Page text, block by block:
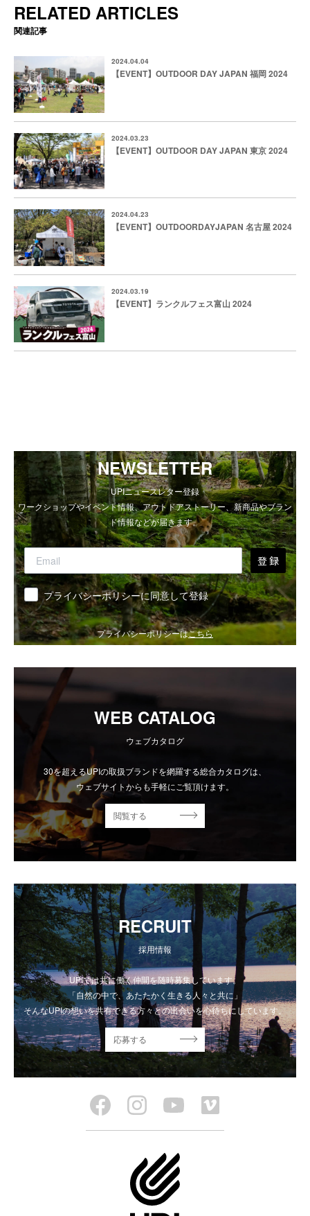
RELATED ARTICLES
関連記事
2024.04.04
【EVENT】OUTDOOR DAY JAPAN 福岡 2024
2024.03.23
【EVENT】OUTDOOR DAY JAPAN 東京 2024
2024.04.23
【EVENT】OUTDOORDAYJAPAN 名古屋 2024
2024.03.19
【EVENT】ランクルフェス富山 2024
NEWSLETTER
UPIニュースレター登録
ワークショップやイベント情報、アウトドアストーリー、新商品やブラン
ド情報などが届きます。
登 録
同意 プライバシーポリシーに同意して登録
プライバシーポリシーはこちら
WEB CATALOG
ウェブカタログ
30を超えるUPIの取扱ブランドを網羅する総合カタログは、
ウェブサイトからも手軽にご覧頂けます。
閲覧する
RECRUIT
採用情報
UPIでは共に働く仲間を随時募集しています。
「自然の中で、あたたかく生きる人々と共に」
そんなUPIの想いを共有できる方々との出会いを心待ちにしています。
応募する